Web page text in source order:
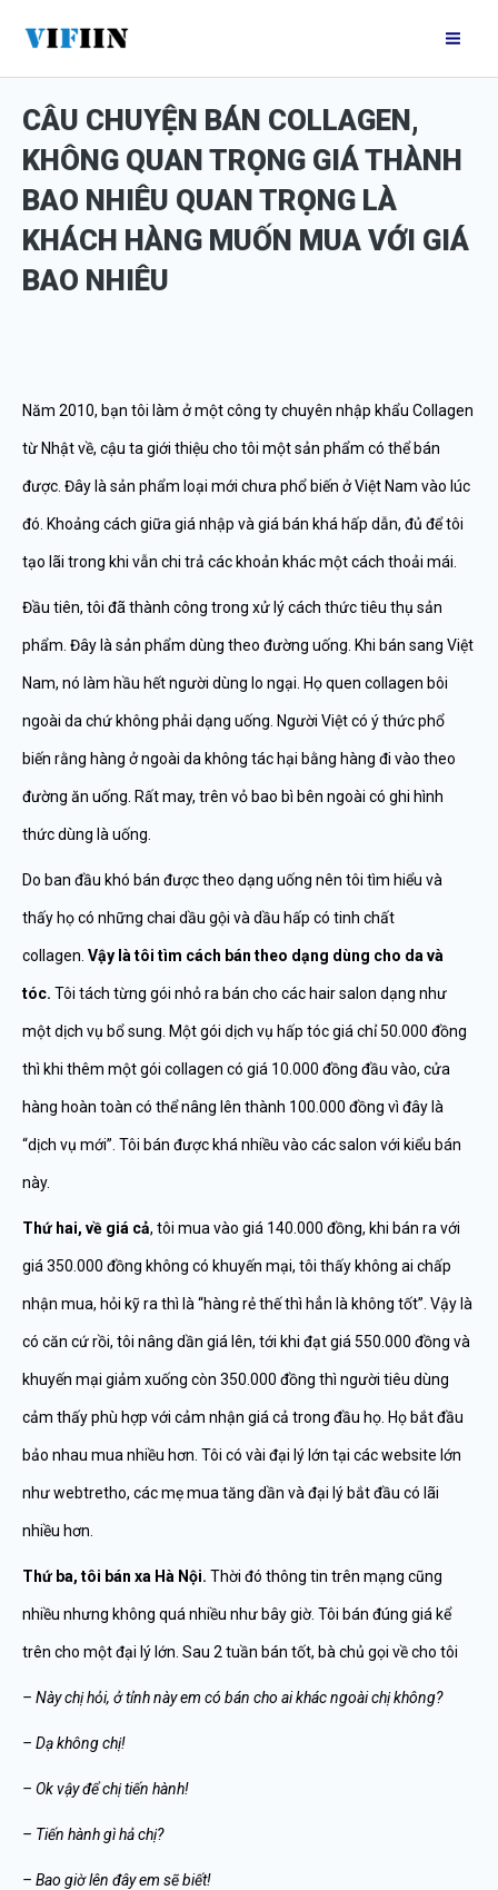
nội
dungCÂU CHUYỆN BÁN COLLAGEN,
KHÔNG QUAN TRỌNG GIÁ THÀNH
BAO NHIÊU QUAN TRỌNG LÀ
KHÁCH HÀNG MUỐN MUA VỚI GIÁ
BAO NHIÊU
Năm 2010, bạn tôi làm ở một công ty chuyên nhập khẩu Collagen
từ Nhật về, cậu ta giới thiệu cho tôi một sản phẩm có thể bán
được. Đây là sản phẩm loại mới chưa phổ biến ở Việt Nam vào lúc
đó. Khoảng cách giữa giá nhập và giá bán khá hấp dẫn, đủ để tôi
tạo lãi trong khi vẫn chi trả các khoản khác một cách thoải mái.
Đầu tiên, tôi đã thành công trong xử lý cách thức tiêu thụ sản
phẩm. Đây là sản phẩm dùng theo đường uống. Khi bán sang Việt
Nam, nó làm hầu hết người dùng lo ngại. Họ quen collagen bôi
ngoài da chứ không phải dạng uống. Người Việt có ý thức phổ
biến rằng hàng ở ngoài da không tác hại bằng hàng đi vào theo
đường ăn uống. Rất may, trên vỏ bao bì bên ngoài có ghi hình
thức dùng là uống.
Do ban đầu khó bán được theo dạng uống nên tôi tìm hiểu và
thấy họ có những chai dầu gội và dầu hấp có tinh chất
collagen. Vậy là tôi tìm cách bán theo dạng dùng cho da và
tóc. Tôi tách từng gói nhỏ ra bán cho các hair salon dạng như
một dịch vụ bổ sung. Một gói dịch vụ hấp tóc giá chỉ 50.000 đồng
thì khi thêm một gói collagen có giá 10.000 đồng đầu vào, cửa
hàng hoàn toàn có thể nâng lên thành 100.000 đồng vì đây là
“dịch vụ mới”. Tôi bán được khá nhiều vào các salon với kiểu bán
này.
Thứ hai, về giá cả, tôi mua vào giá 140.000 đồng, khi bán ra với
giá 350.000 đồng không có khuyến mại, tôi thấy không ai chấp
nhận mua, hỏi kỹ ra thì là “hàng rẻ thế thì hẳn là không tốt”. Vậy là
có căn cứ rồi, tôi nâng dần giá lên, tới khi đạt giá 550.000 đồng và
khuyến mại giảm xuống còn 350.000 đồng thì người tiêu dùng
cảm thấy phù hợp với cảm nhận giá cả trong đầu họ. Họ bắt đầu
bảo nhau mua nhiều hơn. Tôi có vài đại lý lớn tại các website lớn
như webtretho, các mẹ mua tăng dần và đại lý bắt đầu có lãi
nhiều hơn.
Thứ ba, tôi bán xa Hà Nội. Thời đó thông tin trên mạng cũng
nhiều nhưng không quá nhiều như bây giờ. Tôi bán đúng giá kể
trên cho một đại lý lớn. Sau 2 tuần bán tốt, bà chủ gọi về cho tôi
– Này chị hỏi, ở tỉnh này em có bán cho ai khác ngoài chị không?
– Dạ không chị!
– Ok vậy để chị tiến hành!
– Tiến hành gì hả chị?
– Bao giờ lên đây em sẽ biết!